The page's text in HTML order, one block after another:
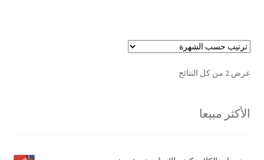
عرض ⁦2⁩ من كل النتائج
تم
الأكثر مبيعا